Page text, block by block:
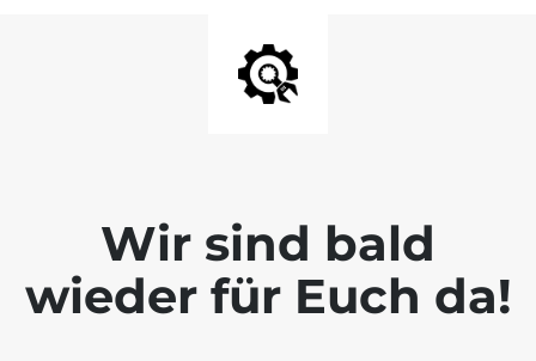
Wir sind bald
wieder für Euch da!